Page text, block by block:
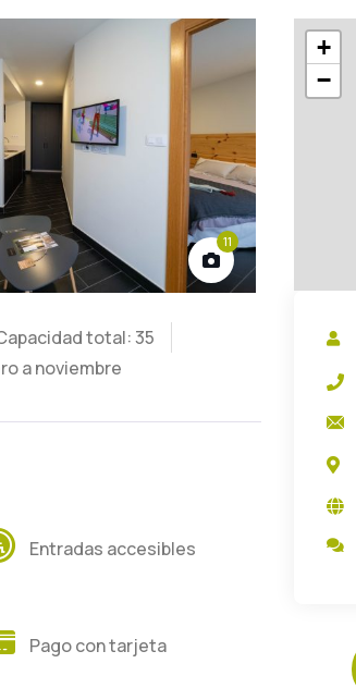
11
total: 35
a noviembre
Entradas accesibles
Pago con tarjeta
+
−